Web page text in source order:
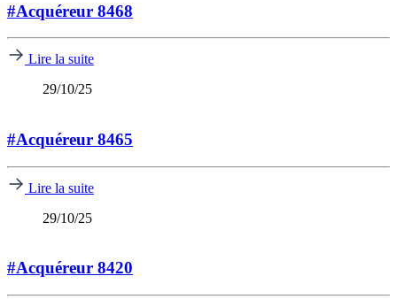
#Acquéreur 8468
Lire la suite
29/10/25
#Acquéreur 8465
Lire la suite
29/10/25
#Acquéreur 8420